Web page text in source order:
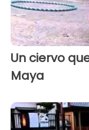
Un ciervo
Maya